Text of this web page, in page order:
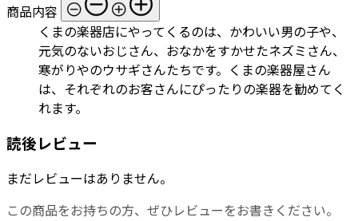
商品内容
くまの楽器店にやってくるのは、かわいい男の子や、
元気のないおじさん、おなかをすかせたネズミさん、
寒がりやのウサギさんたちです。くまの楽器屋さん
は、それぞれのお客さんにぴったりの楽器を勧めてく
れます。
読後レビュー
まだレビューはありません。
この商品をお持ちの方、ぜひレビューをお書きください。